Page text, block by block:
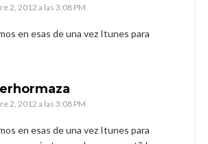
2, 2012 a las 3:08 PM
en esas de una vez Itunes para
2, 2012 a las 3:08 PM
en esas de una vez Itunes para